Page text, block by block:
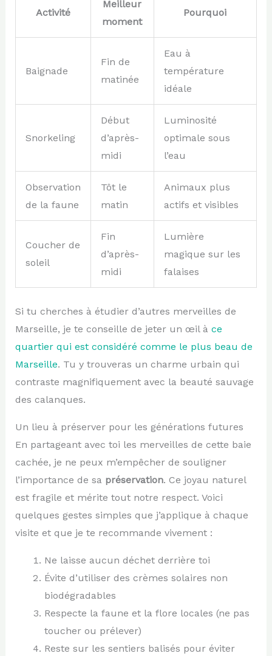
Activité
Meilleur
moment
Pourquoi
Baignade
Fin de
matinée
Eau à
température
idéale
Snorkeling
Début
d’après-
midi
Luminosité
optimale sous
l’eau
Observation
de la faune
Tôt le
matin
Animaux plus
actifs et visibles
Coucher de
soleil
Fin
d’après-
midi
Lumière
magique sur les
falaises
Si tu cherches à étudier d’autres merveilles de
Marseille, je te conseille de jeter un œil à ce
quartier qui est considéré comme le plus beau de
Marseille. Tu y trouveras un charme urbain qui
contraste magnifiquement avec la beauté sauvage
des calanques.
Un lieu à préserver pour les générations futures
En partageant avec toi les merveilles de cette baie
cachée, je ne peux m’empêcher de souligner
l’importance de sa préservation. Ce joyau naturel
est fragile et mérite tout notre respect. Voici
quelques gestes simples que j’applique à chaque
visite et que je te recommande vivement :
Ne laisse aucun déchet derrière toi
Évite d’utiliser des crèmes solaires non
biodégradables
Respecte la faune et la flore locales (ne pas
toucher ou prélever)
Reste sur les sentiers balisés pour éviter